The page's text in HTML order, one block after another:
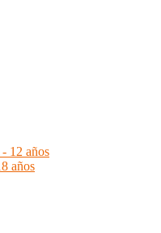
12 años
años